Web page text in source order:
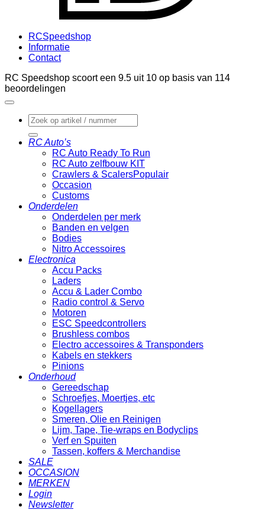
RCSpeedshop
Informatie
Contact
RC Speedshop scoort een 9.5 uit 10 op basis van 114
beoordelingen
Zoeken
naar:
RC Auto’s
RC Auto Ready To Run
RC Auto zelfbouw KIT
Crawlers & Scalers
Occasion
Customs
Onderdelen
Onderdelen per merk
Banden en velgen
Bodies
Nitro Accessoires
Electronica
Accu Packs
Laders
Accu & Lader Combo
Radio control & Servo
Motoren
ESC Speedcontrollers
Brushless combos
Electro accessoires & Transponders
Kabels en stekkers
Pinions
Onderhoud
Gereedschap
Schroefjes, Moertjes, etc
Kogellagers
Smeren, Olie en Reinigen
Lijm, Tape, Tie-wraps en Bodyclips
Verf en Spuiten
Tassen, koffers & Merchandise
SALE
OCCASION
MERKEN
Login
Newsletter